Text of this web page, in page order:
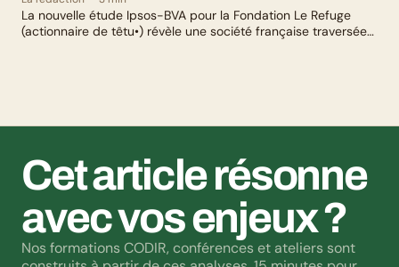
La nouvelle étude Ipsos-BVA pour la Fondation Le Refuge
(actionnaire de têtu•) révèle une société française traversée
Cet article résonne
avec vos enjeux ?
Nos formations CODIR, conférences et ateliers sont